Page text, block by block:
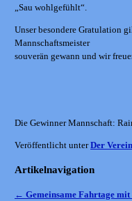
„Sau wohlgefühlt“.
Unser besondere Gratulation
Mannschaftsmeister
souverän gewann und wir
Die Gewinner Mannschaft:
Veröffentlicht unter Der Verein
Artikelnavigation
← Gemeinsame Fahrtage